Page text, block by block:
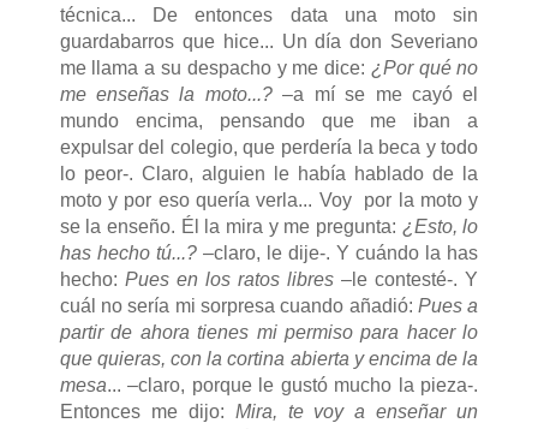
técnica... De entonces data una moto sin
guardabarros que hice... Un día don Severiano
me llama a su despacho y me dice: ¿Por qué no
me enseñas la moto...?–a mí se me cayó el
mundo encima, pensando que me iban a
expulsar del colegio, que perdería la beca y todo
lo peor-. Claro, alguien le había hablado de la
moto y por eso quería verla... Voy por la moto y
se la enseño. Él la mira y me pregunta: ¿Esto, lo
has hecho tú...?–claro, le dije-. Y cuándo la has
hecho: Pues en los ratos libres –le contesté-. Y
cuál no sería mi sorpresa cuando añadió:Pues a
partir de ahora tienes mi permiso para hacer lo
que quieras, con la cortina abierta y encima de la
mesa... –claro, porque le gustó mucho la pieza-.
Entonces me dijo: Mira, te voy a enseñar un